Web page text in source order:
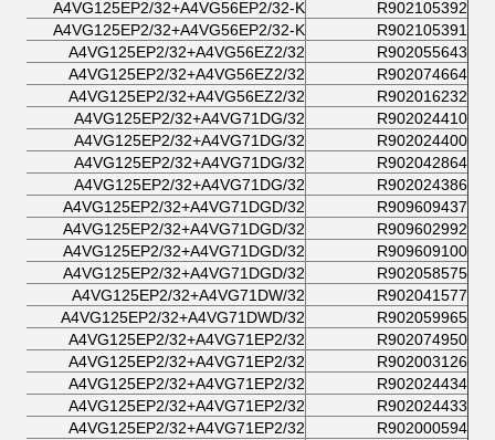
R902105392
A4VG125EP2/32+A4VG56EP2/32-K
R902105391
A4VG125EP2/32+A4VG56EP2/32-K
R902055643
A4VG125EP2/32+A4VG56EZ2/32
R902074664
A4VG125EP2/32+A4VG56EZ2/32
R902016232
A4VG125EP2/32+A4VG56EZ2/32
R902024410
A4VG125EP2/32+A4VG71DG/32
R902024400
A4VG125EP2/32+A4VG71DG/32
R902042864
A4VG125EP2/32+A4VG71DG/32
R902024386
A4VG125EP2/32+A4VG71DG/32
R909609437
A4VG125EP2/32+A4VG71DGD/32
R909602992
A4VG125EP2/32+A4VG71DGD/32
R909609100
A4VG125EP2/32+A4VG71DGD/32
R902058575
A4VG125EP2/32+A4VG71DGD/32
R902041577
A4VG125EP2/32+A4VG71DW/32
R902059965
A4VG125EP2/32+A4VG71DWD/32
R902074950
A4VG125EP2/32+A4VG71EP2/32
R902003126
A4VG125EP2/32+A4VG71EP2/32
R902024434
A4VG125EP2/32+A4VG71EP2/32
R902024433
A4VG125EP2/32+A4VG71EP2/32
R902000594
A4VG125EP2/32+A4VG71EP2/32